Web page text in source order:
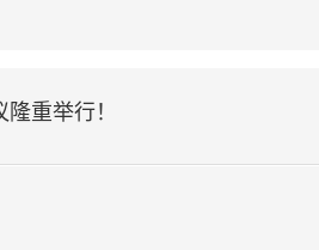
重举行！